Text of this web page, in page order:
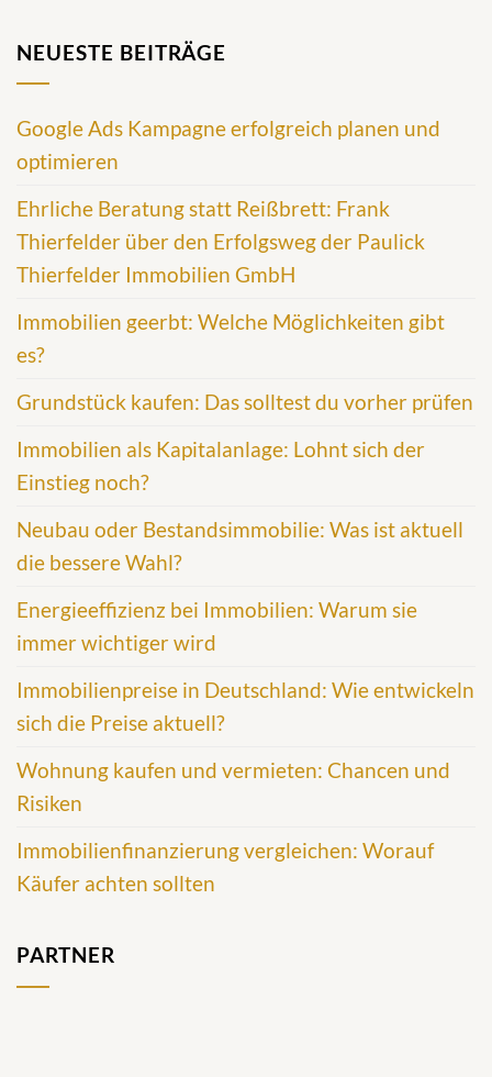
NEUESTE BEITRÄGE
Google Ads Kampagne erfolgreich planen und
optimieren
Ehrliche Beratung statt Reißbrett: Frank
Thierfelder über den Erfolgsweg der Paulick
Thierfelder Immobilien GmbH
Immobilien geerbt: Welche Möglichkeiten gibt
es?
Grundstück kaufen: Das solltest du vorher prüfen
Immobilien als Kapitalanlage: Lohnt sich der
Einstieg noch?
Neubau oder Bestandsimmobilie: Was ist aktuell
die bessere Wahl?
Energieeffizienz bei Immobilien: Warum sie
immer wichtiger wird
Immobilienpreise in Deutschland: Wie entwickeln
sich die Preise aktuell?
Wohnung kaufen und vermieten: Chancen und
Risiken
Immobilienfinanzierung vergleichen: Worauf
Käufer achten sollten
PARTNER